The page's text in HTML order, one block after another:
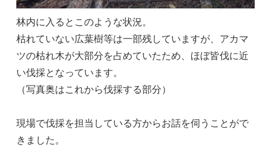
林内に入るとこのような状況。
枯れていない広葉樹等は一部残していますが、アカマ
ツの枯れ木が大部分を占めていたため、ほぼ皆伐に近
い伐採となっています。
（写真奥はこれから伐採する部分）
現場で伐採を担当している方からお話を伺うことがで
きました。